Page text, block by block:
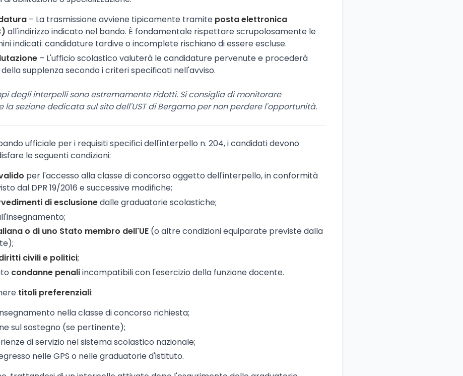
– La trasmissione avviene tipicamente tramite posta elettronica
all'indirizzo indicato nel bando. È fondamentale rispettare scrupolosamente le
indicati: candidature tardive o incomplete rischiano di essere escluse.
– L'ufficio scolastico valuterà le candidature pervenute e procederà
supplenza secondo i criteri specificati nell'avviso.
degli interpelli sono estremamente ridotti. Si consiglia di monitorare
sezione dedicata sul sito dell'UST di Bergamo per non perdere l'opportunità.
ufficiale per i requisiti specifici dell'interpello n. 204, i candidati devono
le seguenti condizioni:
per l'accesso alla classe di concorso oggetto dell'interpello, in conformità
dal DPR 19/2016 e successive modifiche;
di esclusionedalle graduatorie scolastiche;
o di uno Stato membro dell'UE (o altre condizioni equiparate previste dalla
civili e politici;
condanne penaliincompatibili con l'esercizio della funzione docente.
titoli preferenziali:
nella classe di concorso richiesta;
sul sostegno (se pertinente);
di servizio nel sistema scolastico nazionale;
nelle GPS o nelle graduatorie d'istituto.